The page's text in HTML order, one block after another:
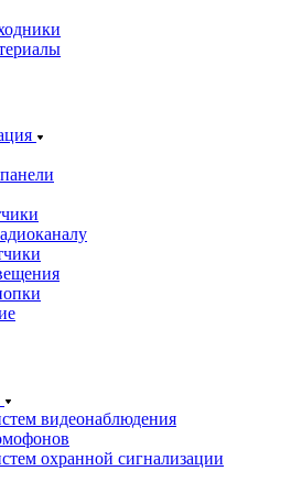
видеонаблюдения
охранной сигнализации